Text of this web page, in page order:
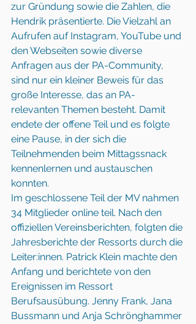
zur Gründung sowie die Zahlen, die
Hendrik präsentierte. Die Vielzahl an
Aufrufen auf Instagram, YouTube und
den Webseiten sowie diverse
Anfragen aus der PA-Community,
sind nur ein kleiner Beweis für das
große Interesse, das an PA-
relevanten Themen besteht. Damit
endete der offene Teil und es folgte
eine Pause, in der sich die
Teilnehmenden beim Mittagssnack
kennenlernen und austauschen
konnten.
Im geschlossene Teil der MV nahmen
34 Mitglieder online teil. Nach den
offiziellen Vereinsberichten, folgten die
Jahresberichte der Ressorts durch die
Leiter:innen. Patrick Klein machte den
Anfang und berichtete von den
Ereignissen im Ressort
Berufsausübung. Jenny Frank, Jana
Bussmann und Anja Schrönghammer